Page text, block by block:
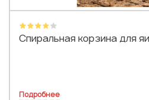
Спиральная корзина для
Подробнее